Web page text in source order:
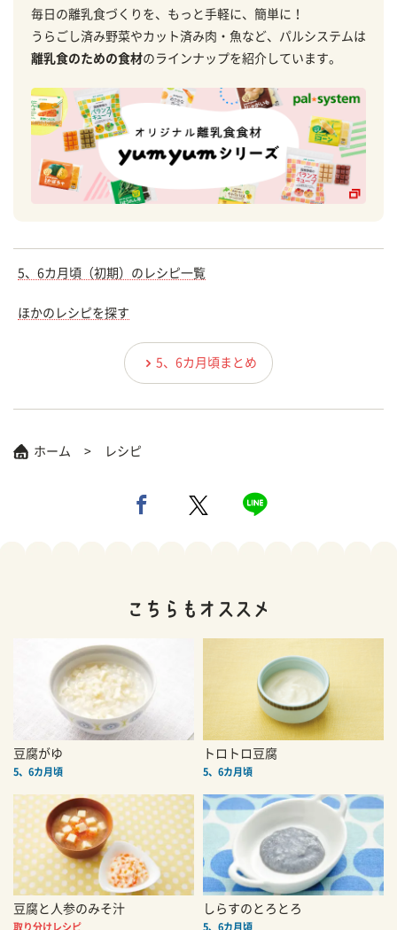
毎日の離乳食づくりを、もっと手軽に、簡単に！
うらごし済み野菜やカット済み肉・魚など、パルシステムは
離乳食のための食材のラインナップを紹介しています。
5、6カ月頃（初期）のレシピ一覧
ほかのレシピを探す
5、6カ月頃まとめ
ホーム レシピ
豆腐がゆ
5、6カ月頃
トロトロ豆腐
5、6カ月頃
豆腐と人参のみそ汁
取り分けレシピ
しらすのとろとろ
5、6カ月頃